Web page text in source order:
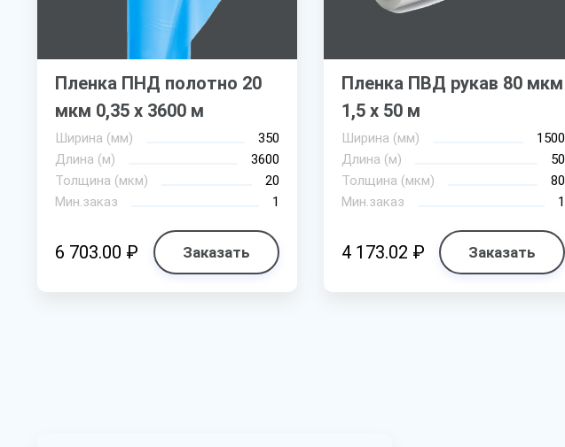
Пленка ПНД полотно 20
мкм 0,35 х 3600 м
Ширина (мм)
350
Длина (м)
3600
Толщина (мкм)
20
Мин.заказ
1
6 703.00 ₽ Заказать
Пленка ПВД рукав 80 мкм
1,5 х 50 м
Ширина (мм)
1500
Длина (м)
50
Толщина (мкм)
80
Мин.заказ
1
4 173.02 ₽ Заказать